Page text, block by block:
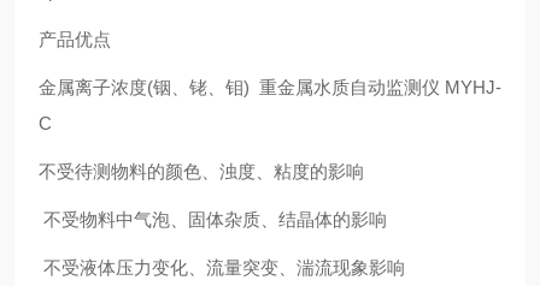
产品优点
金属离子浓度(铟、铑、钼) 重金属水质自动监测仪 MYHJ-
C
不受待测物料的颜色、浊度、粘度的影响
不受物料中气泡、固体杂质、结晶体的影响
不受液体压力变化、流量突变、湍流现象影响